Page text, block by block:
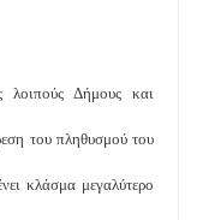
λοιπούς Δήμους και
του πληθυσμού του
κλάσμα μεγαλύτερο